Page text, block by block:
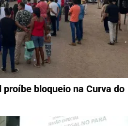
bloqueio na Curva do